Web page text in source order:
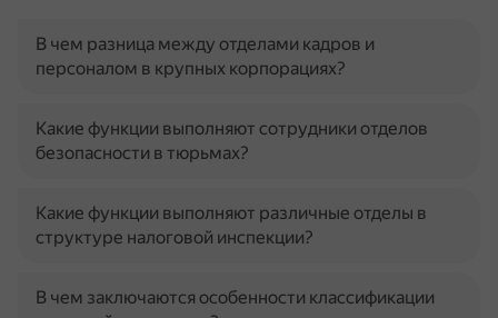
В чем разница между отделами кадров и
персоналом в крупных корпорациях?
Какие функции выполняют сотрудники отделов
безопасности в тюрьмах?
Какие функции выполняют различные отделы в
структуре налоговой инспекции?
В чем заключаются особенности классификации